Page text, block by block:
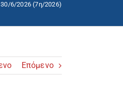
30/6/2026 (7η/2026)
Επόμενο